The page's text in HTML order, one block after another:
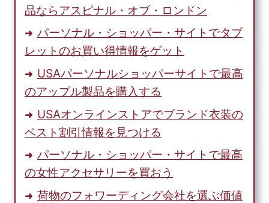
品ならアスピナル・オブ・ロンドン
パーソナル・ショッパー・サイトでタブ
レットのお買い得情報をゲット
USAパーソナルショッパーサイトで最高
のアップル製品を購入する
USAオンラインストアでブランド衣装の
ベスト割引情報を見つける
パーソナル・ショッパー・サイトで最高
の女性アクセサリーを買おう
荷物のフォワーディング会社を選ぶ価値